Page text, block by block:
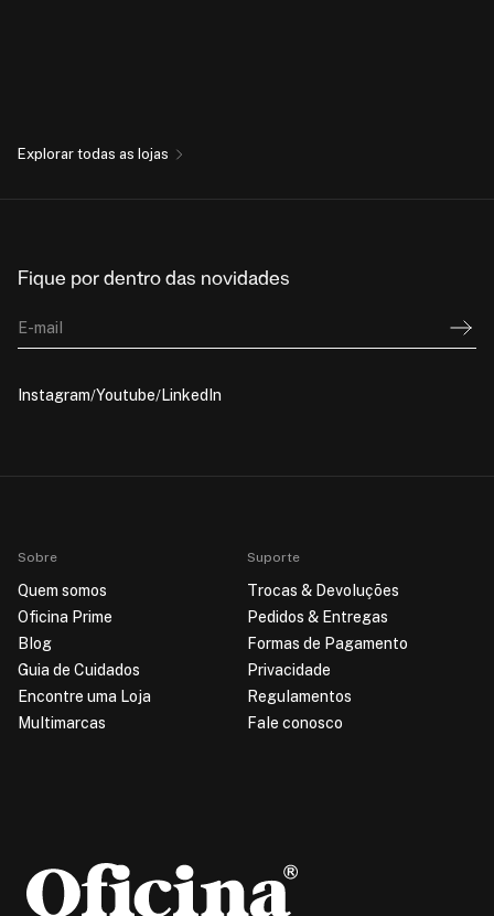
Explorar todas as lojas
Fique por dentro das novidades
E-mail
Instagram Youtube LinkedIn
Sobre
Quem somos
Oficina Prime
Blog
Guia de Cuidados
Encontre uma Loja
Multimarcas
Suporte
Trocas & Devoluções
Pedidos & Entregas
Formas de Pagamento
Privacidade
Regulamentos
Fale conosco